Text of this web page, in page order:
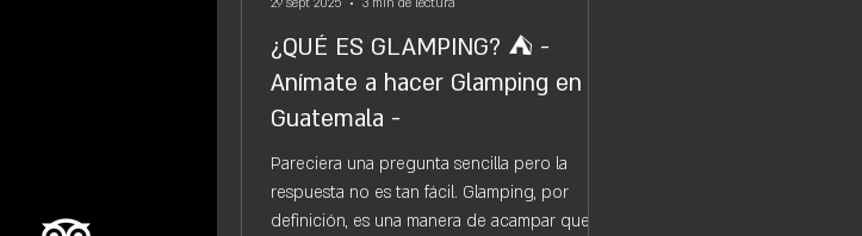
¿QUÉ ES GLAMPING? ⛺ -
Anímate a hacer Glamping en
Guatemala -
Pareciera una pregunta sencilla pero la
respuesta no es tan fácil. Glamping, por
definición, es una manera de acampar que